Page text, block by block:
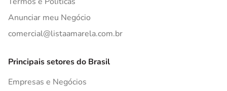
Anunciar meu Negócio
comercial@listaamarela.com.br
Principais setores do Brasil
Empresas e Negócios